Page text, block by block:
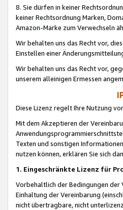
8. Sie dürfen in keiner
keiner Rechtsordnung Marken,
Amazon-Marke zum Verwechseln
Wir behalten uns das Recht vor,
Einstellen einer
Wir behalten uns das Recht vor,
unserem alleinigen Ermessen
Diese Lizenz regelt Ihre Nutzung
Mit dem Akzeptieren der
Texten und sonstigen
nutzen können, erklären Sie sich
1. Eingeschränkte Lizenz für
Vorbehaltlich der Bedingungen der
Einhaltung der Vereinbarung
nicht übertragbare, nicht